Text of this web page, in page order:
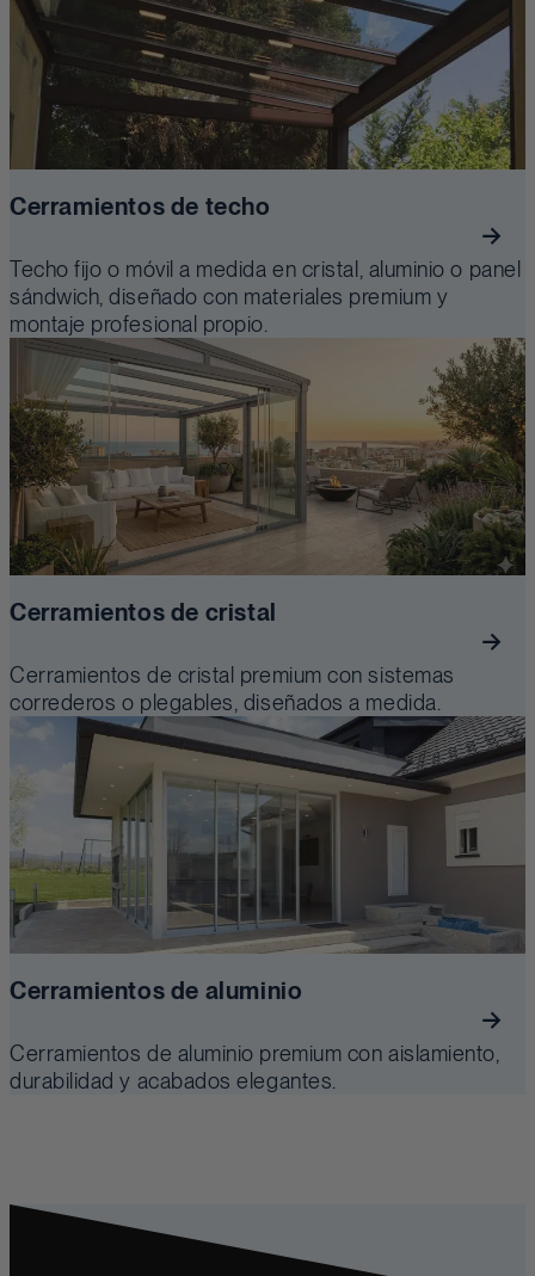
Cerramientos de techo
Techo fijo o móvil a medida en cristal, aluminio o panel
sándwich, diseñado con materiales premium y
montaje profesional propio.
Cerramientos de cristal
Cerramientos de cristal premium con sistemas
correderos o plegables, diseñados a medida.
Cerramientos de aluminio
Cerramientos de aluminio premium con aislamiento,
durabilidad y acabados elegantes.